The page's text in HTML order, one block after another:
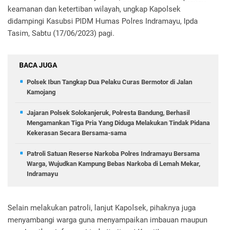
keamanan dan ketertiban wilayah, ungkap Kapolsek
didampingi Kasubsi PIDM Humas Polres Indramayu, Ipda
Tasim, Sabtu (17/06/2023) pagi.
BACA JUGA
Polsek Ibun Tangkap Dua Pelaku Curas Bermotor di Jalan
Kamojang
Jajaran Polsek Solokanjeruk, Polresta Bandung, Berhasil
Mengamankan Tiga Pria Yang Diduga Melakukan Tindak Pidana
Kekerasan Secara Bersama-sama
Patroli Satuan Reserse Narkoba Polres Indramayu Bersama
Warga, Wujudkan Kampung Bebas Narkoba di Lemah Mekar,
Indramayu
Selain melakukan patroli, lanjut Kapolsek, pihaknya juga
menyambangi warga guna menyampaikan imbauan maupun